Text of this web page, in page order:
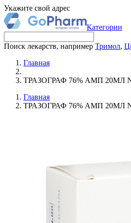
Укажите свой адрес
Категории
Поиск лекарств, например Тримол,
Главная
ТРАЗОГРАФ 76% АМП 20МЛ
Главная
ТРАЗОГРАФ 76% АМП 20МЛ